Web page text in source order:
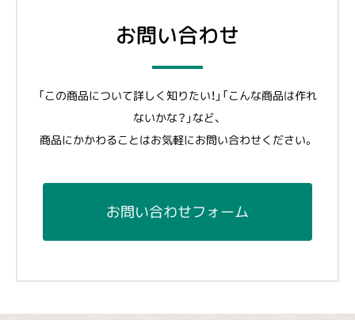
お問い合わせ
「この商品について詳しく知りたい！」「こんな商品は作れ
ないかな？」など、
商品にかかわることはお気軽にお問い合わせください。
お問い合わせフォーム